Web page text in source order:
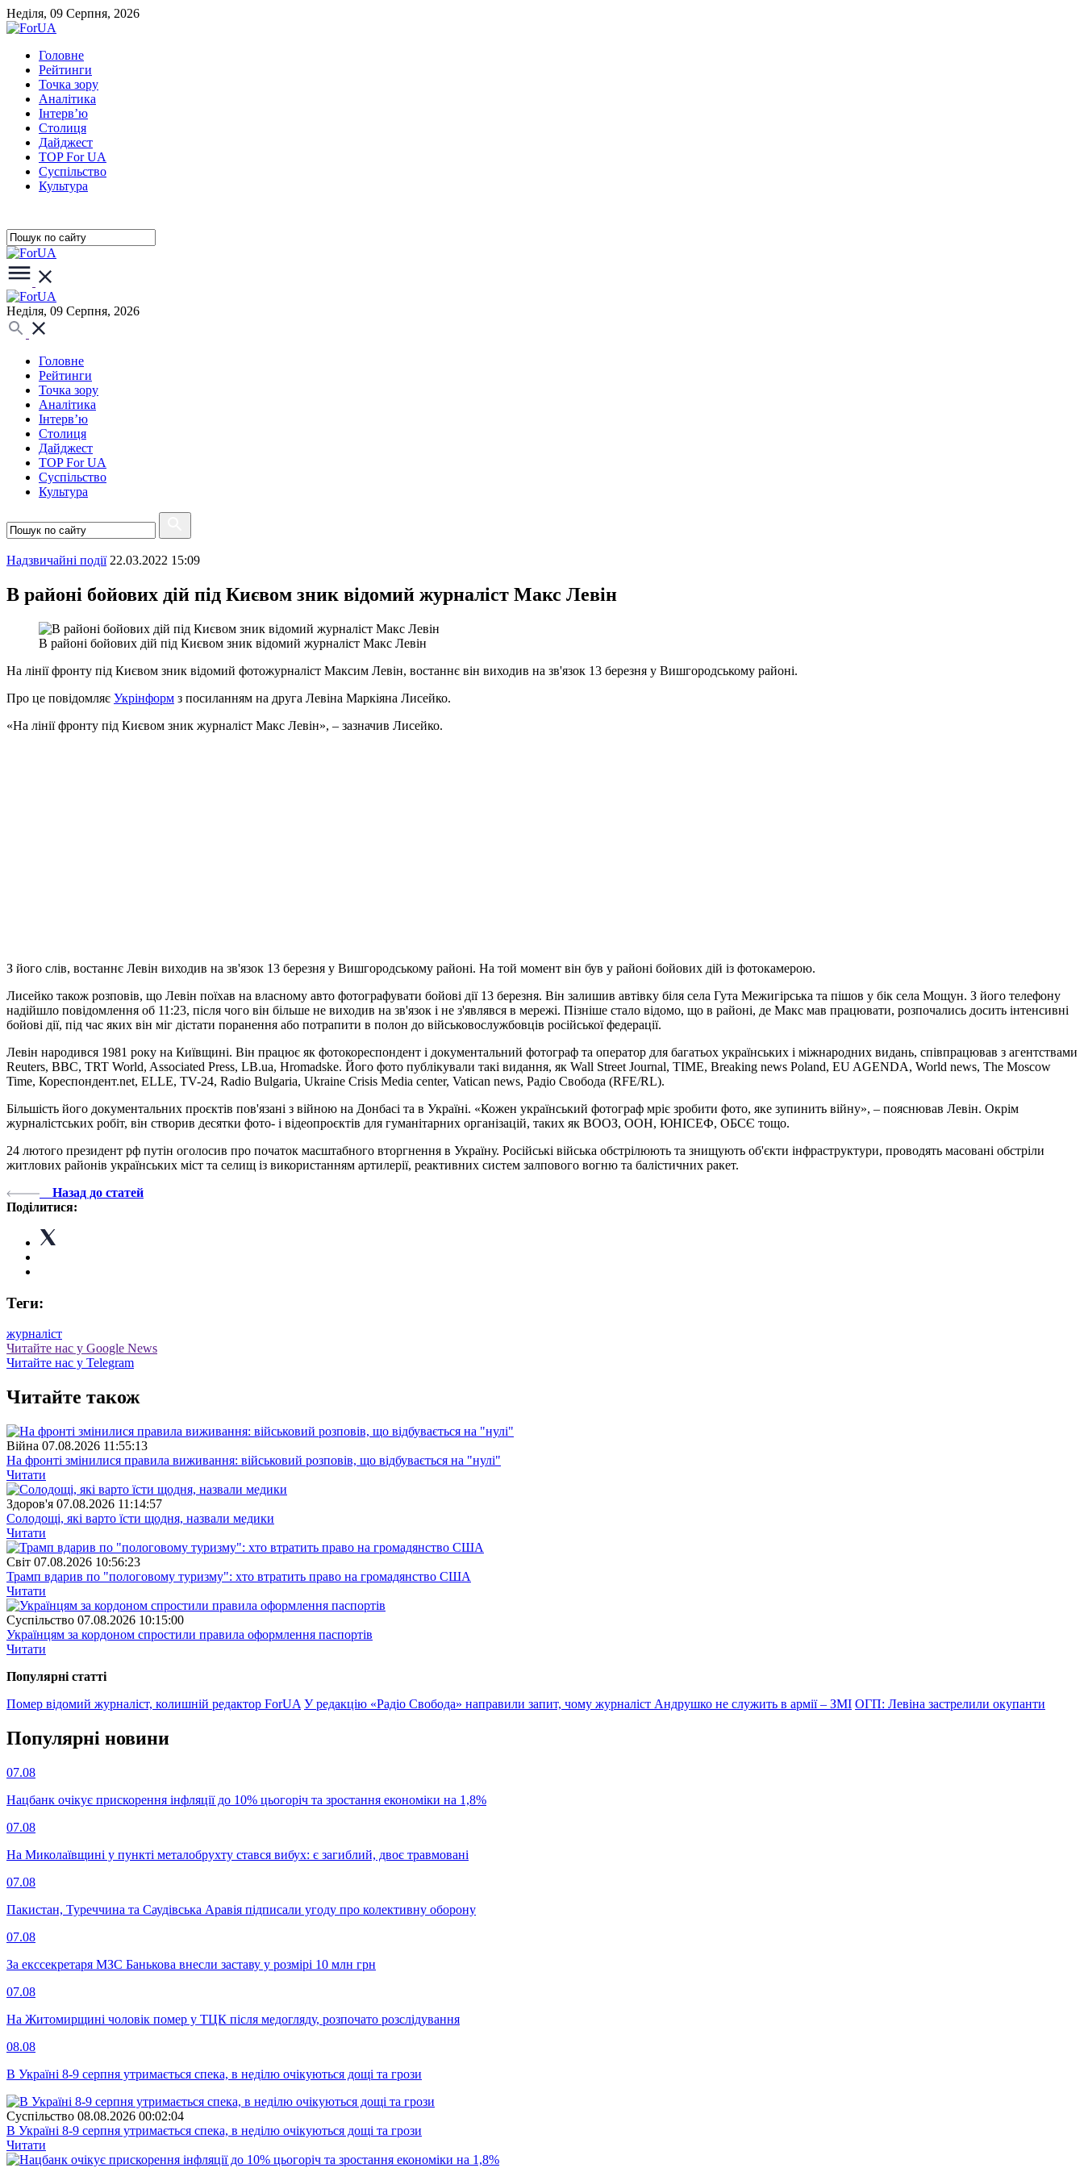
Неділя, 09 Серпня, 2026
Головне
Рейтинги
Точка зору
Аналітика
Інтерв’ю
Столиця
Дайджест
TOP For UA
Суспiльство
Культура
Неділя, 09 Серпня, 2026
Головне
Рейтинги
Точка зору
Аналітика
Інтерв’ю
Столиця
Дайджест
TOP For UA
Суспiльство
Культура
Надзвичайні події 22.03.2022 15:09
В районі бойових дій під Києвом зник відомий журналіст Макс Левін
В районі бойових дій під Києвом зник відомий журналіст Макс Левін
На лінії фронту під Києвом зник відомий фотожурналіст Максим Левін, востаннє він виходив на зв'язок 13 березня у Вишгородському районі.
Про це повідомляє Укрінформ з посиланням на друга Левіна Маркіяна Лисейко.
«На лінії фронту під Києвом зник журналіст Макс Левін», – зазначив Лисейко.
З його слів, востаннє Левін виходив на зв'язок 13 березня у Вишгородському районі. На той момент він був у районі бойових дій із фотокамерою.
Лисейко також розповів, що Левін поїхав на власному авто фотографувати бойові дії 13 березня. Він залишив автівку біля села Гута Межигірська та пішов у бік села Мощун. З його телефону
надійшло повідомлення об 11:23, після чого він більше не виходив на зв'язок і не з'являвся в мережі. Пізніше стало відомо, що в районі, де Макс мав працювати, розпочались досить інтенсивні
бойові дії, під час яких він міг дістати поранення або потрапити в полон до військовослужбовців російської федерації.
Левін народився 1981 року на Київщині. Він працює як фотокореспондент і документальний фотограф та оператор для багатьох українських і міжнародних видань, співпрацював з агентствами
Reuters, BBC, TRT World, Associated Press, LB.ua, Hromadske. Його фото публікували такі видання, як Wall Street Journal, TIME, Breaking news Poland, EU AGENDA, World news, The Moscow
Time, Кореспондент.net, ELLE, TV-24, Radio Bulgaria, Ukraine Crisis Media center, Vatican news, Радіо Свобода (RFE/RL).
Більшість його документальних проєктів пов'язані з війною на Донбасі та в Україні. «Кожен український фотограф мріє зробити фото, яке зупинить війну», – пояснював Левін. Окрім
журналістських робіт, він створив десятки фото- і відеопроєктів для гуманітарних організацій, таких як ВООЗ, ООН, ЮНІСЕФ, ОБСЄ тощо.
24 лютого президент рф путін оголосив про початок масштабного вторгнення в Україну. Російські війська обстрілюють та знищують об'єкти інфраструктури, проводять масовані обстріли
житлових районів українських міст та селищ із використанням артилерії, реактивних систем залпового вогню та балістичних ракет.
Назад до статей
Поділитися:
Теги:
журналіст
Читайте нас у Google News
Читайте нас у Telegram
Читайте також
Війна 07.08.2026 11:55:13
На фронті змінилися правила виживання: військовий розповів, що відбувається на "нулі"
Читати
Здоров'я 07.08.2026 11:14:57
Солодощі, які варто їсти щодня, назвали медики
Читати
Свiт 07.08.2026 10:56:23
Трамп вдарив по "пологовому туризму": хто втратить право на громадянство США
Читати
Суспiльство 07.08.2026 10:15:00
Українцям за кордоном спростили правила оформлення паспортів
Читати
Популярнi статтi
Помер відомий журналіст, колишній редактор ForUA У редакцію «Радіо Свобода» направили запит, чому журналіст Андрушко не служить в армії – ЗМІ ОГП: Левіна застрелили окупанти
Популярнi новини
07.08
Нацбанк очікує прискорення інфляції до 10% цьогоріч та зростання економіки на 1,8%
07.08
На Миколаївщині у пункті металобрухту стався вибух: є загиблий, двоє травмовані
07.08
Пакистан, Туреччина та Саудівська Аравія підписали угоду про колективну оборону
07.08
За екссекретаря МЗС Банькова внесли заставу у розмірі 10 млн грн
07.08
На Житомирщині чоловік помер у ТЦК після медогляду, розпочато розслідування
08.08
В Україні 8-9 серпня утримається спека, в неділю очікуються дощі та грози
Суспiльство 08.08.2026 00:02:04
В Україні 8-9 серпня утримається спека, в неділю очікуються дощі та грози
Читати